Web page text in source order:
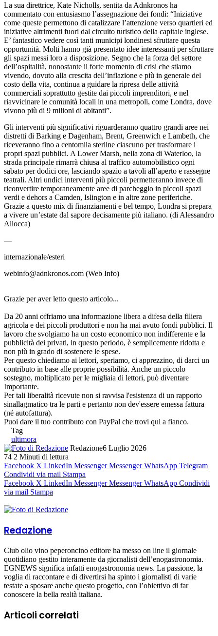
La sua direttrice, Kate Nicholls, sentita da Adnkronos ha
commentato con entusiasmo l’assegnazione dei fondi: “Iniziative
come queste permettono di catalizzare l’attenzione verso quartieri ed
iniziative altrimenti fuori dal circuito turistico della capitale inglese.
E’ fantastico vedere così tanti municipi londinesi sfruttare questa
opportunità. Molti hanno già presentato idee interessanti per sfruttare
gli spazi messi loro a disposizione. Segno che la forza del settore
dell’ospitalità, nonostante il forte momento di crisi che stiamo
vivendo, dovuto alla crescita dell’inflazione e più in generale del
costo della vita, continua a guidare la ripresa delle attività
commerciali soprattutto gestite dai piccoli imprenditori, e nel
riavvicinare le comunità locali in una metropoli, come Londra, dove
vivono più di 9 milioni di abitanti”.
Gli interventi più significativi riguarderanno quattro grandi aree nei
distretti di Barking e Dagenham, Brent, Greenwich e Lambeth, che
riceveranno fino a centomila sterline ciascuno per trasformare i
propri spazi pubblici. A Lower Marsh, nella zona di Waterloo, la
strada principale rimarrà chiusa al traffico automobilistico ogni
sabato per dodici ore, lasciando spazio a tavoli all’aperto e rassegne
teatrali. Altri undici interventi più piccoli permetteranno invece di
riconvertire temporaneamente aree di parcheggio in piccoli spazi
verdi e dehors a Camden, Islington e in altre zone periferiche.
Grazie a questo mix di finanziamenti e bel tempo, Londra si prepara
a vivere un’estate dal sapore decisamente più italiano. (di Alessandro
Allocca)
—
internazionale/esteri
webinfo@adnkronos.com (Web Info)
Grazie per aver letto questo articolo...
Da 20 anni offriamo una informazione libera a difesa della filiera
agricola e dei piccoli produttori e non ha mai avuto fondi pubblici. Il
lavoro che svolgiamo ha un costo economico non indifferente e la
pubblicità dei privati, in questo periodo, è semplicemente ridotta e
non più in grado di sostenere le spese.
Per questo chiediamo ai lettori, speriamo, ci apprezzino, di darci un
contributo in base alle proprie possibilità. Anche un piccolo
sostegno, moltiplicato per le migliaia di lettori, può diventare
Importante.
Per tali liberalità ricevute non si ravvisa l'esistenza di un rapporto
sinallagmatico tra le parti e pertanto non dev'essere emessa fattura
(né autofattura).
Puoi dare il tuo contributo con PayPal che trovi qui a fianco.
Tag
ultimora
Redazione6 Luglio 2026
74 2 Minuti di lettura
Facebook X LinkedIn Messenger Messenger WhatsApp Telegram
Condividi via mail Stampa
Facebook X LinkedIn Messenger Messenger WhatsApp Condividi
via mail Stampa
Redazione
Club olio vino peperoncino editore ha messo on line il giornale
quotidiano gestito interamente da giornalisti dell’enogastronomia.
EGNEWS significa infatti enogastronomia news. La passione, la
voglia di raccontare e di divertirsi ha spinto i giornalisti di varie
testate a sposare anche questo progetto, con l’obiettivo di far
conoscere la bella realtà italiana.
Articoli correlati